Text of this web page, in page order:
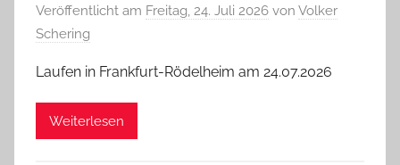
Veröffentlicht am Freitag, 24. Juli 2026 von Volker
Schering
Laufen in Frankfurt-Rödelheim am 24.07.2026
Weiterlesen